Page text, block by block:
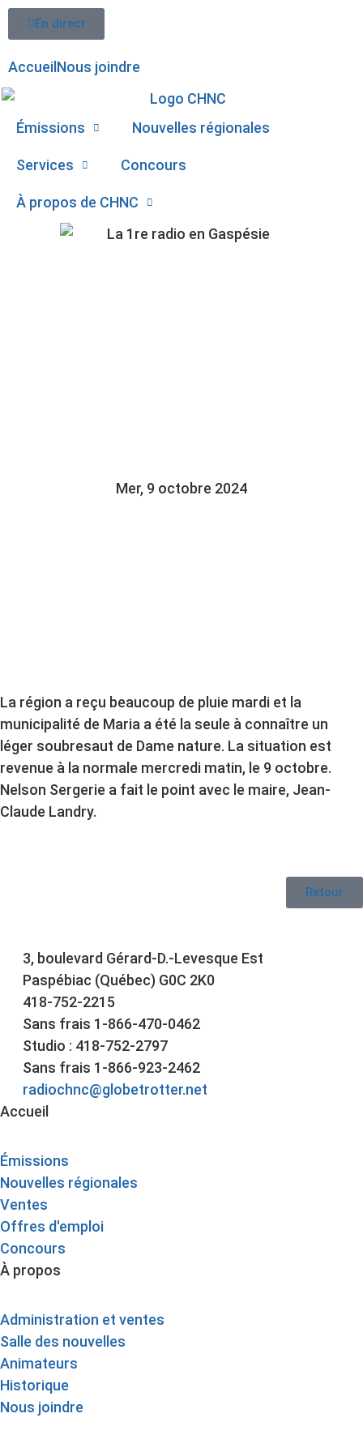
En direct
Accueil Nous joindre
Émissions Nouvelles régionales
Services Concours
À propos de CHNC
Mer, 9 octobre 2024
La région a reçu beaucoup de pluie mardi et la
municipalité de Maria a été la seule à connaître un
léger soubresaut de Dame nature. La situation est
revenue à la normale mercredi matin, le 9 octobre.
Nelson Sergerie a fait le point avec le maire, Jean-
Claude Landry.
Retour
3, boulevard Gérard-D.-Levesque Est
Paspébiac (Québec) G0C 2K0
418-752-2215
Sans frais 1-866-470-0462
Studio : 418-752-2797
Sans frais 1-866-923-2462
radiochnc@globetrotter.net
Accueil
Émissions
Nouvelles régionales
Ventes
Offres d'emploi
Concours
À propos
Administration et ventes
Salle des nouvelles
Animateurs
Historique
Nous joindre